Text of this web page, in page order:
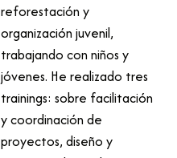
reforestación y
organización juvenil,
trabajando con niños y
jóvenes. He realizado tres
trainings: sobre facilitación
y coordinación de
proyectos, diseño y